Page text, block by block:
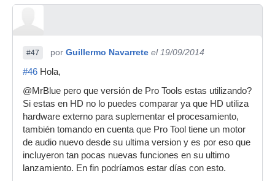
#47 por Guillermo Navarrete el 19/09/2014
#46 Hola,
@MrBlue pero que versión de Pro Tools estas utilizando?
Si estas en HD no lo puedes comparar ya que HD utiliza
hardware externo para suplementar el procesamiento,
también tomando en cuenta que Pro Tool tiene un motor
de audio nuevo desde su ultima version y es por eso que
incluyeron tan pocas nuevas funciones en su ultimo
lanzamiento. En fin podríamos estar días con esto.